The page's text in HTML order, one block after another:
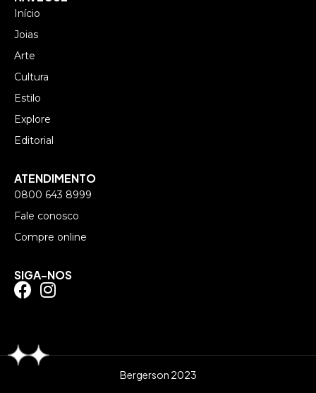
Início
Joias
Arte
Cultura
Estilo
Explore
Editorial
ATENDIMENTO
0800 643 8999
Fale conosco
Compre online
SIGA-NOS
Bergerson 2023